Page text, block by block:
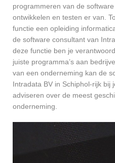
programmeren van de
ontwikkelen en testen er van.
functie een opleiding
de software consultant van
deze functie ben je
juiste programma’s aan
van een onderneming kan de
Intradata BV in Schiphol-rijk bij
adviseren over de meest
onderneming.